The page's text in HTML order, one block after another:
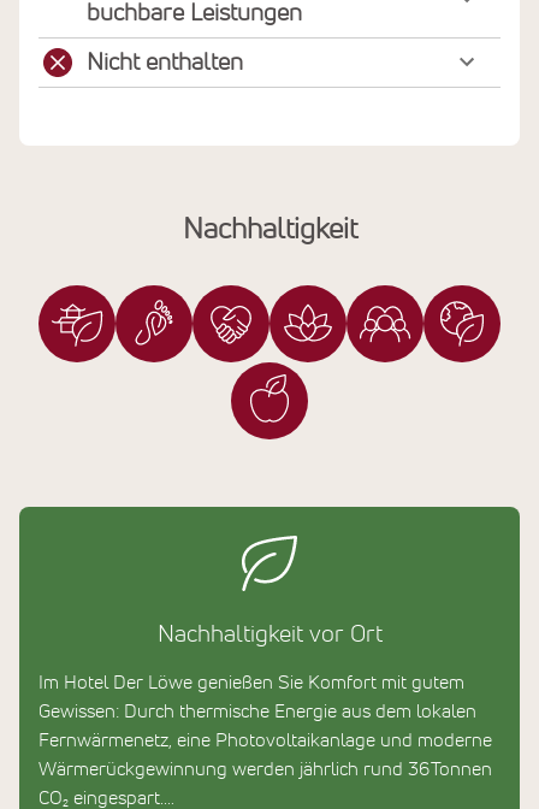
Nachhaltigkeit
Nachhaltigkeit vor Ort
Im Hotel Der Löwe genießen Sie Komfort mit gutem
Gewissen: Durch thermische Energie aus dem lokalen
Fernwärmenetz, eine Photovoltaikanlage und moderne
Wärmerückgewinnung werden jährlich rund 36 Tonnen
CO₂ eingespart.
buchbare Leistungen
Nicht enthalten